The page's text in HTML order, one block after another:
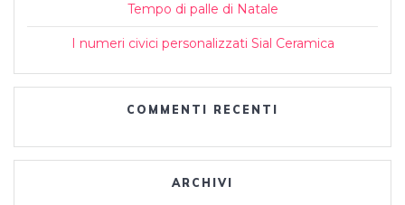
Tempo di palle di Natale
I numeri civici personalizzati Sial Ceramica
COMMENTI RECENTI
ARCHIVI